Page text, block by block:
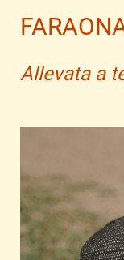
Allevata a